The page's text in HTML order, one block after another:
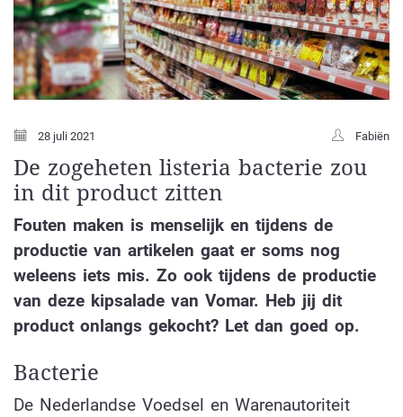
28 juli 2021 Fabiën
De zogeheten listeria bacterie zou
in dit product zitten
Fouten maken is menselijk en tijdens de
productie van artikelen gaat er soms nog
weleens iets mis. Zo ook tijdens de productie
van deze kipsalade van Vomar. Heb jij dit
product onlangs gekocht? Let dan goed op.
Bacterie
De Nederlandse Voedsel en Warenautoriteit